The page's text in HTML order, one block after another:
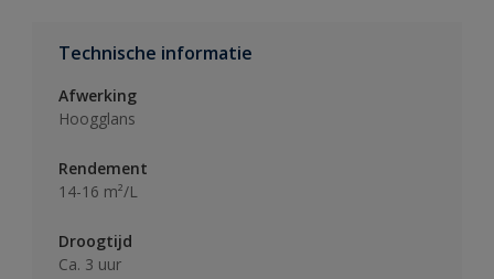
Technische informatie
Afwerking
Hoogglans
Rendement
14-16 m²/L
Droogtijd
Ca. 3 uur